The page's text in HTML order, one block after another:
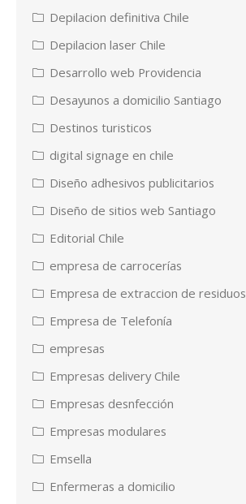
Depilacion definitiva Chile
Depilacion laser Chile
Desarrollo web Providencia
Desayunos a domicilio Santiago
Destinos turisticos
digital signage en chile
Diseño adhesivos publicitarios
Diseño de sitios web Santiago
Editorial Chile
empresa de carrocerías
Empresa de extraccion de residuos
Empresa de Telefonía
empresas
Empresas delivery Chile
Empresas desnfección
Empresas modulares
Emsella
Enfermeras a domicilio